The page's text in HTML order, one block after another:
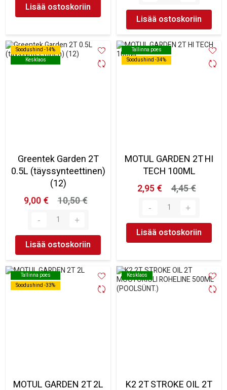
Lisää ostoskoriin
Lisää ostoskoriin
Soodushind -14%
Kesklaos
Soodushind -14%
Kesklaos
Greentek Garden 2T
0.5L (täyssynteettinen)
(12)
9,00 €
10,50 €
Lisää ostoskoriin
Tallinna poes
Soodushind -34%
Tallinna poes
Soodushind -34%
MOTUL GARDEN 2T HI
TECH 100ML
2,95 €
4,45 €
Lisää ostoskoriin
Tallinna poes
Soodushind -33%
Tallinna poes
Soodushind -33%
MOTUL GARDEN 2T 2L
Kesklaos
Kesklaos
K2 2T STROKE OIL 2T